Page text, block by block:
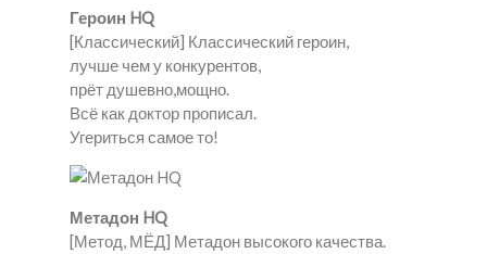
Героин HQ
[Классический] Классический героин,
лучше чем у конкурентов,
прёт душевно,мощно.
Всё как доктор прописал.
Угериться самое то!
Метадон HQ
[Метод, МЁД] Метадон высокого качества.